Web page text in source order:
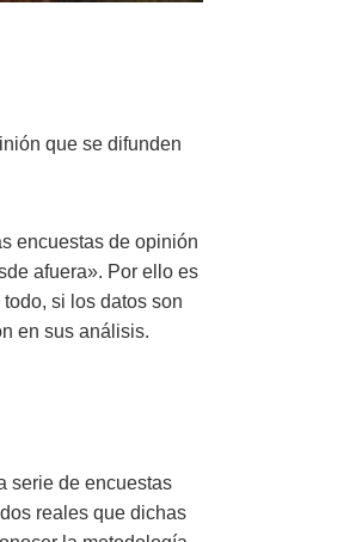
que se difunden
encuestas de opinión
afuera». Por ello es
si los datos son
en sus análisis.
serie de encuestas
reales que dichas